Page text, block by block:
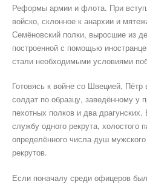
Реформы армии и флота. При
войско, склонное к анархии и
Семёновский полки, выросшие из
построенной с помощью
стали необходимыми условиями
Готовясь к войне со Швецией, Пётр
солдат по образцу, заведённому у
пехотных полков и два
службу одного рекрута, холостого
определённого числа душ
рекрутов.
Если поначалу среди офицеров